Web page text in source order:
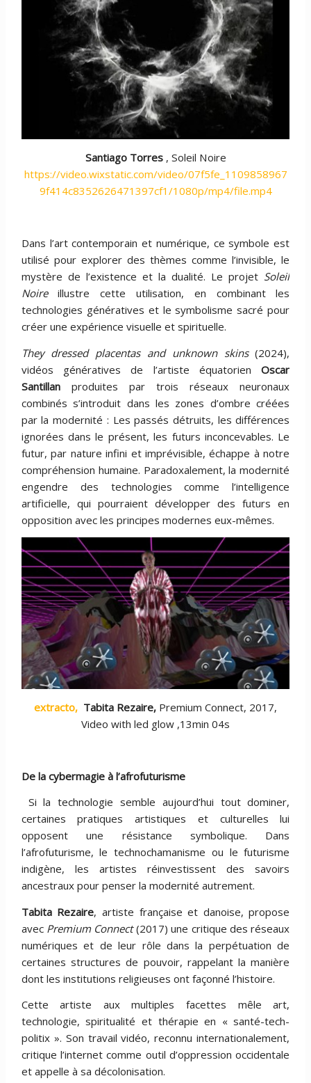
Santiago Torres, Soleil Noire
https://video.wixstatic.com/video/07f5fe_1109858967
9f414c8352626471397cf1/1080p/mp4/file.mp4
Dans l’art contemporain et numérique, ce symbole est
utilisé pour explorer des thèmes comme l’invisible, le
mystère de l’existence et la dualité. Le projet Soleil
Noireillustre cette utilisation, en combinant les
technologies génératives et le symbolisme sacré pour
créer une expérience visuelle et spirituelle.
They dressed placentas and unknown skins(2024),
vidéos génératives de l’artiste équatorienOscar
Santillanproduites par trois réseaux neuronaux
combinés s’introduit dans les zones d’ombre créées
par la modernité : Les passés détruits, les différences
ignorées dans le présent, les futurs inconcevables. Le
futur, par nature infini et imprévisible, échappe à notre
compréhension humaine. Paradoxalement, la modernité
engendre des technologies comme l’intelligence
artificielle, qui pourraient développer des futurs en
opposition avec les principes modernes eux-mêmes.
extracto, Tabita Rezaire, Premium Connect, 2017,
Video with led glow ,13min 04s
De la cybermagie à l’afrofuturisme
Si la technologie semble aujourd’hui tout dominer,
certaines pratiques artistiques et culturelles lui
opposent une résistance symbolique. Dans
l’afrofuturisme, le technochamanisme ou le futurisme
indigène, les artistes réinvestissent des savoirs
ancestraux pour penser la modernité autrement.
Tabita Rezaire, artiste française et danoise, propose
avec Premium Connect(2017) une critique des réseaux
numériques et de leur rôle dans la perpétuation de
certaines structures de pouvoir, rappelant la manière
dont les institutions religieuses ont façonné l’histoire.
Cette artiste aux multiples facettes mêle art,
technologie, spiritualité et thérapie en « santé-tech-
politix ». Son travail vidéo, reconnu internationalement,
critique l’internet comme outil d’oppression occidentale
et appelle à sa décolonisation.